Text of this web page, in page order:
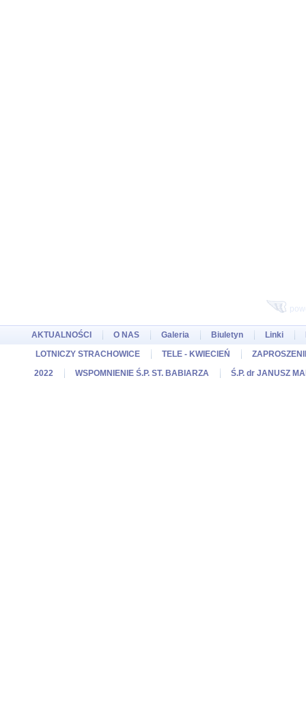
AKTUALNOŚCI O NAS Galeria Biuletyn Linki
LOTNICZY STRACHOWICE
TELE - KWIECIEŃ
2022
WSPOMNIENIE Ś.P. ST. BABIARZA Ś.P. dr JANUSZ